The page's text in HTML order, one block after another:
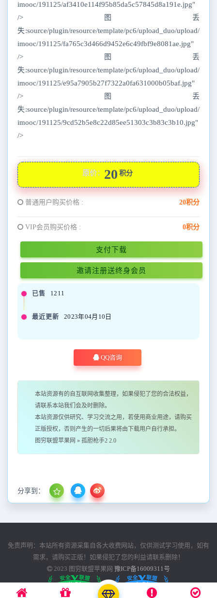
imooc/191125/af3410e114f95b85da5c57845d8a191e.jpg"
/>图丢
失:source/plugin/resource/template/pc6/upload_duo/upload/
imooc/191125/fa765c3d466d9452e6c49fbf9e8081ae.jpg"
/>图丢
失:source/plugin/resource/template/pc6/upload_duo/upload/
imooc/191125/e95a7905b27f7322a0fa631000b05baf.jpg"
/>图丢
失:source/plugin/resource/template/pc6/upload_duo/upload/
imooc/191125/9cd52b5e8c22d85ee51303c3b83c3b10.jpg"
/>
原价： 20 积分
普通用户购买价格 : 20积分
VIP会员购买价格 : 0积分
支付下载
邀请注册送终身会员
已售 1211
最近更新 2023年04月10日
QQ咨询
本站资源有的自互联网收集整理，如果侵犯了您的合法权益，
请联系本站我们会及时删除。
本站资源仅供研究、学习交流之用，若使用商业用途，请购买
正版授权，否则产生的一切后果将由下载用户自行承担。
图穷联盟苹果网 » 孤胆枪手2 2.0
分享到：
免责声明：本站所有资源采集自各大收费网站，仅供测试学习使用，如有
需求，请购买正版！如果侵犯了您的利益请联系删除！
2023 图穷联盟苹果网 豫ICP备16009311号